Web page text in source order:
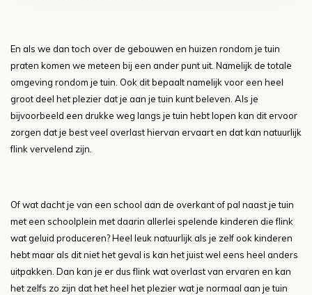
En als we dan toch over de gebouwen en huizen rondom je tuin
praten komen we meteen bij een ander punt uit. Namelijk de totale
omgeving rondom je tuin. Ook dit bepaalt namelijk voor een heel
groot deel het plezier dat je aan je tuin kunt beleven. Als je
bijvoorbeeld een drukke weg langs je tuin hebt lopen kan dit ervoor
zorgen dat je best veel overlast hiervan ervaart en dat kan natuurlijk
flink vervelend zijn.
Of wat dacht je van een school aan de overkant of pal naast je tuin
met een schoolplein met daarin allerlei spelende kinderen die flink
wat geluid produceren? Heel leuk natuurlijk als je zelf ook kinderen
hebt maar als dit niet het geval is kan het juist wel eens heel anders
uitpakken. Dan kan je er dus flink wat overlast van ervaren en kan
het zelfs zo zijn dat het heel het plezier wat je normaal aan je tuin